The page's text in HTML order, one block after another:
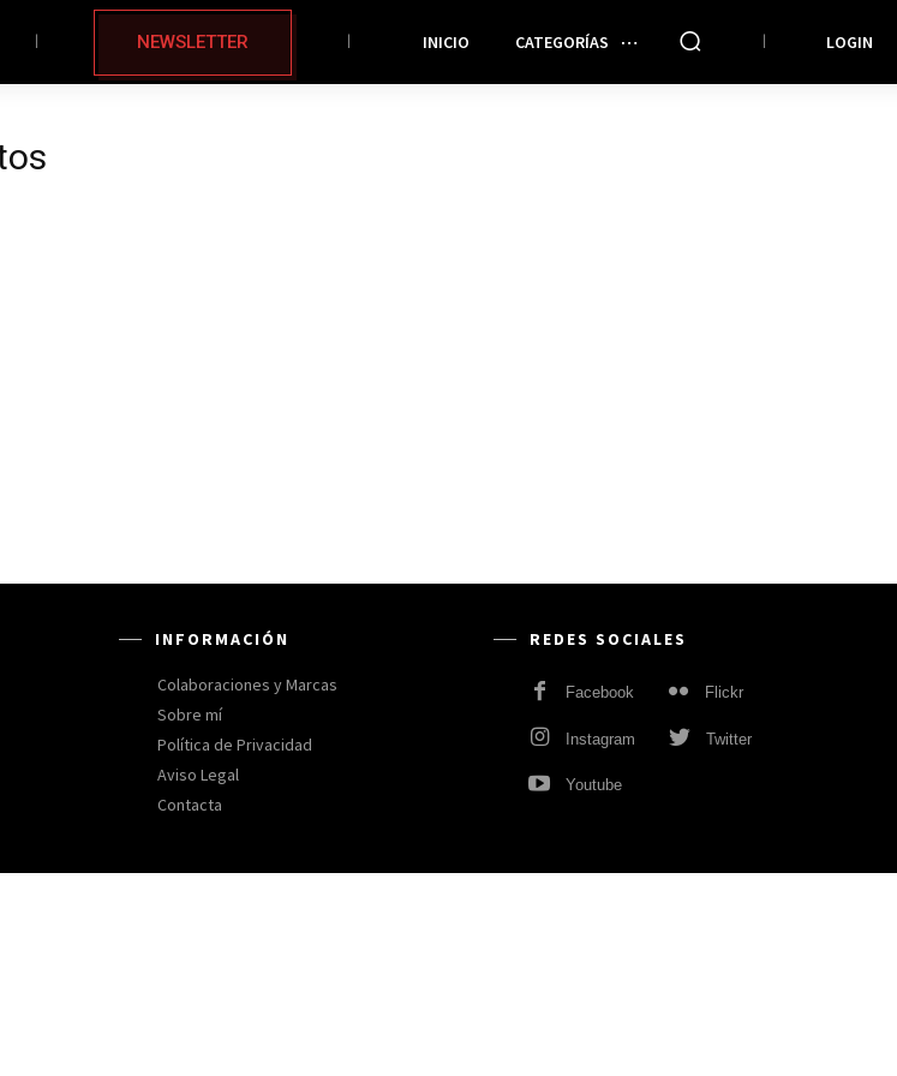
NEWSLETTER INICIO CATEGORÍAS LOGIN
INFORMACIÓN
Colaboraciones y Marcas
Sobre mí
Política de Privacidad
Aviso Legal
Contacta
REDES SOCIALES
Facebook Flickr
Instagram Twitter
Youtube